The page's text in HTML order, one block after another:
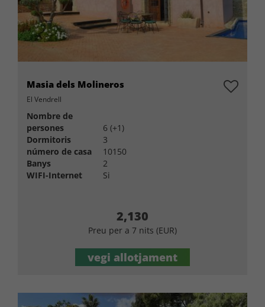
Masia dels Molineros
El Vendrell
Nombre de
persones
6 (+1)
Dormitoris
3
número de casa
10150
Banys
2
WIFI-Internet
Si
2,130
Preu per a 7 nits (EUR)
vegi allotjament